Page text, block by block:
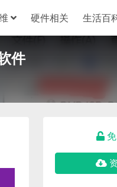
硬件相关 生活百
件